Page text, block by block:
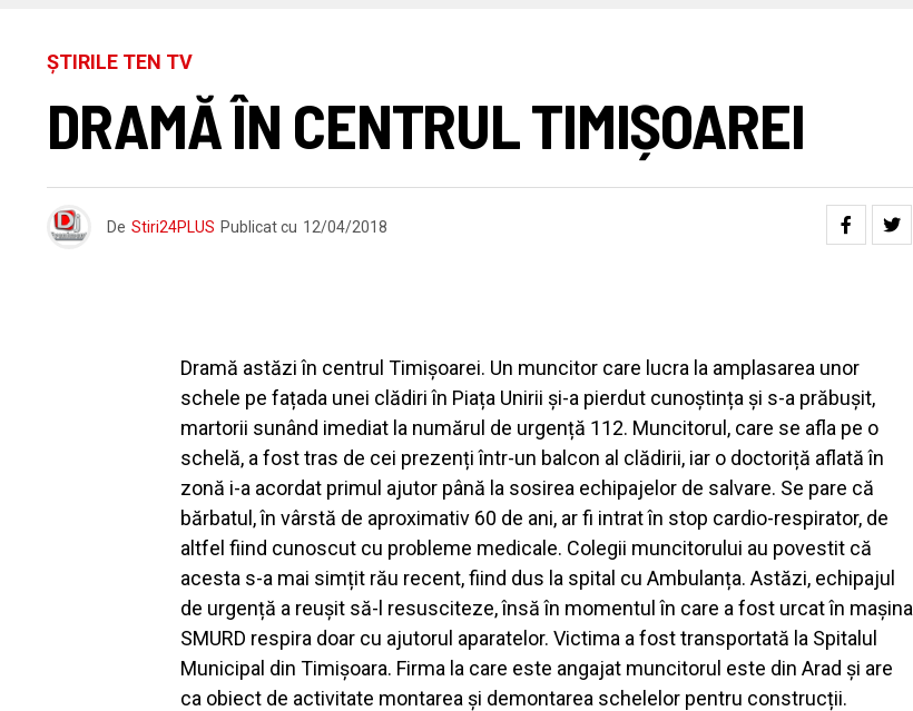
ȘTIRILE TEN TV
DRAMĂ ÎN CENTRUL TIMIȘOAREI
De Stiri24PLUS Publicat cu 12/04/2018
Dramă astăzi în centrul Timișoarei. Un muncitor care lucra la amplasarea unor
schele pe fațada unei clădiri în Piața Unirii și-a pierdut cunoștința și s-a prăbușit,
martorii sunând imediat la numărul de urgență 112. Muncitorul, care se afla pe o
schelă, a fost tras de cei prezenți într-un balcon al clădirii, iar o doctoriță aflată în
zonă i-a acordat primul ajutor până la sosirea echipajelor de salvare. Se pare că
bărbatul, în vârstă de aproximativ 60 de ani, ar fi intrat în stop cardio-respirator, de
altfel fiind cunoscut cu probleme medicale. Colegii muncitorului au povestit că
acesta s-a mai simțit rău recent, fiind dus la spital cu Ambulanța. Astăzi, echipajul
de urgență a reușit să-l resusciteze, însă în momentul în care a fost urcat în mașina
SMURD respira doar cu ajutorul aparatelor. Victima a fost transportată la Spitalul
Municipal din Timișoara. Firma la care este angajat muncitorul este din Arad și are
ca obiect de activitate montarea și demontarea schelelor pentru construcții.